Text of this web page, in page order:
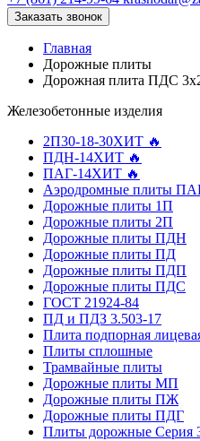
Заказать звонок
Главная
Дорожные плиты
Дорожная плита ПДС
Железобетонные изделия
2П30-18-30ХИТ 🔥
ПДН-14ХИТ 🔥
ПАГ-14ХИТ 🔥
Аэродромные плиты
Дорожные плиты 1П
Дорожные плиты 2П
Дорожные плиты ПДН
Дорожные плиты ПД
Дорожные плиты ПДП
Дорожные плиты ПДС
ГОСТ 21924-84
ПД и ПДЗ 3.503-17
Плита подпорная
Плиты сплошные
Трамвайные плиты
Дорожные плиты МП
Дорожные плиты ПЖ
Дорожные плиты ПДГ
Плиты дорожные Серия